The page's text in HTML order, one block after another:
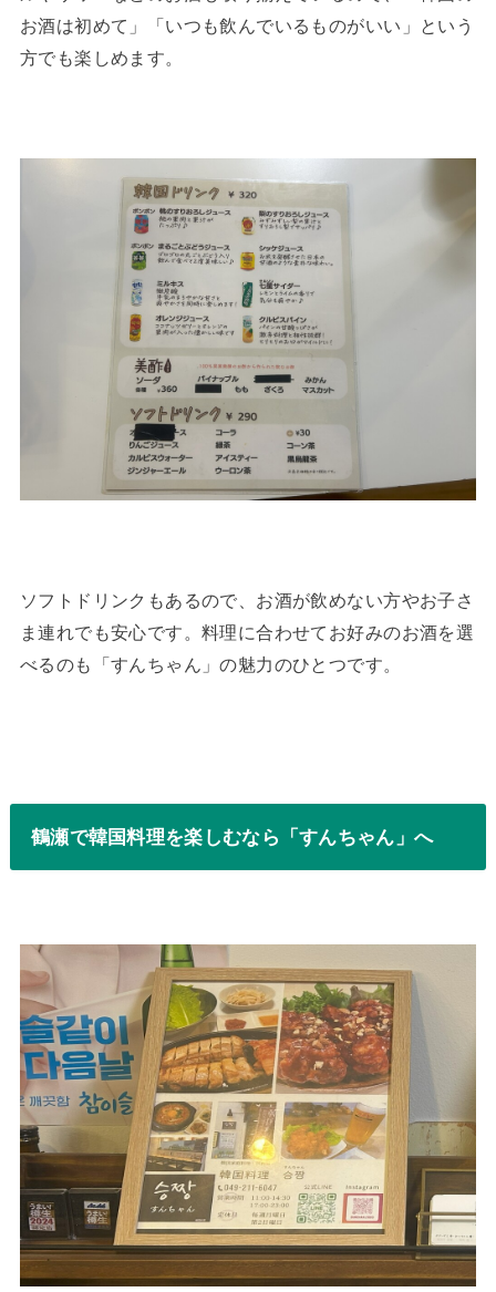
お酒は初めて」「いつも飲んでいるものがいい」という
方でも楽しめます。
ソフトドリンクもあるので、お酒が飲めない方やお子さ
ま連れでも安心です。料理に合わせてお好みのお酒を選
べるのも「すんちゃん」の魅力のひとつです。
鶴瀬で韓国料理を楽しむなら「すんちゃん」へ